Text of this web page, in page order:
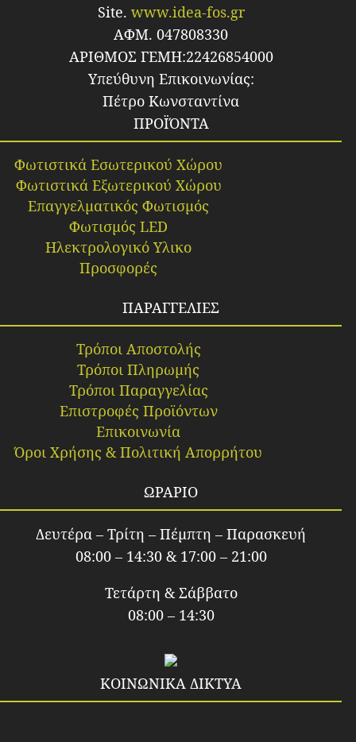
Site. www.idea-fos.gr
ΑΦΜ. 047808330
ΑΡΙΘΜΟΣ ΓΕΜΗ:22426854000
Υπεύθυνη Επικοινωνίας:
Πέτρο Κωνσταντίνα
ΠΡΟΪΌΝΤΑ
Φωτιστικά Εσωτερικού Χώρου
Φωτιστικά Εξωτερικού Χώρου
Επαγγελματικός Φωτισμός
Φωτισμός LED
Ηλεκτρολογικό Υλικο
Προσφορές
ΠΑΡΑΓΓΕΛΙΕΣ
Τρόποι Αποστολής
Τρόποι Πληρωμής
Τρόποι Παραγγελίας
Επιστροφές Προϊόντων
Επικοινωνία
Όροι Χρήσης & Πολιτική Απορρήτου
ΩΡΑΡΙΟ
Δευτέρα – Τρίτη – Πέμπτη – Παρασκευή
08:00 – 14:30 & 17:00 – 21:00
Τετάρτη & Σάββατο
08:00 – 14:30
ΚΟΙΝΩΝΙΚΑ ΔΙΚΤΥΑ